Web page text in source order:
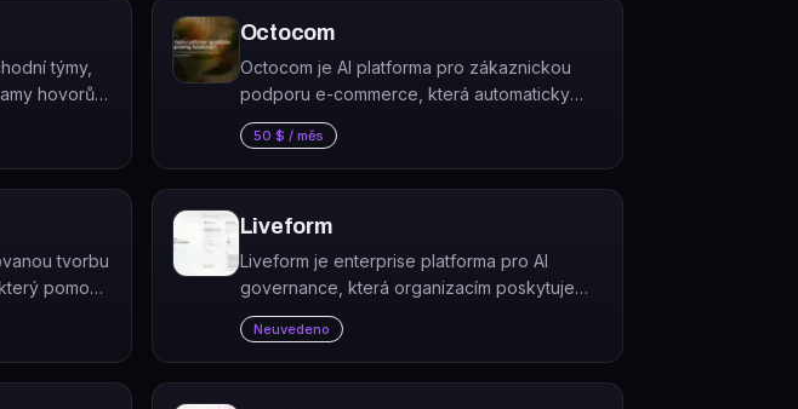
týmy,
hovorů
a shrnutí
Octocom
Octocom je AI platforma pro zákaznickou
podporu e-commerce, která automaticky
řeší dotazy zákazníků přes chat, hlas a e-
mail — 24/7 ve více než 100 jazycích.
50 $ / měs
tvorbu
pomocí
komerčním
Liveform
Liveform je enterprise platforma pro AI
governance, která organizacím poskytuje
přehled nad celým AI stackem a hodnotí
každý AI nástroj nebo prototyp podle sedmi
dimenzí důvěryhodnosti.
Neuvedeno